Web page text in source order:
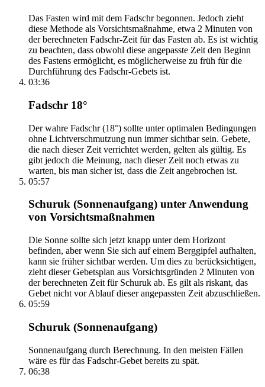
Das Fasten wird mit dem Fadschr begonnen. Jedoch zieht
diese Methode als Vorsichtsmaßnahme, etwa 2 Minuten von
der berechneten Fadschr-Zeit für das Fasten ab. Es ist wichtig
zu beachten, dass obwohl diese angepasste Zeit den Beginn
des Fastens ermöglicht, es möglicherweise zu früh für die
Durchführung des Fadschr-Gebets ist.
03:36
Fadschr 18°
Der wahre Fadschr (18°) sollte unter optimalen Bedingungen
ohne Lichtverschmutzung nun immer sichtbar sein. Gebete,
die nach dieser Zeit verrichtet werden, gelten als gültig. Es
gibt jedoch die Meinung, nach dieser Zeit noch etwas zu
warten, bis man sicher ist, dass die Zeit angebrochen ist.
05:57
Schuruk (Sonnenaufgang) unter Anwendung
von Vorsichtsmaßnahmen
Die Sonne sollte sich jetzt knapp unter dem Horizont
befinden, aber wenn Sie sich auf einem Berggipfel aufhalten,
kann sie früher sichtbar werden. Um dies zu berücksichtigen,
zieht dieser Gebetsplan aus Vorsichtsgründen 2 Minuten von
der berechneten Zeit für Schuruk ab. Es gilt als riskant, das
Gebet nicht vor Ablauf dieser angepassten Zeit abzuschließen.
05:59
Schuruk (Sonnenaufgang)
Sonnenaufgang durch Berechnung. In den meisten Fällen
wäre es für das Fadschr-Gebet bereits zu spät.
06:38